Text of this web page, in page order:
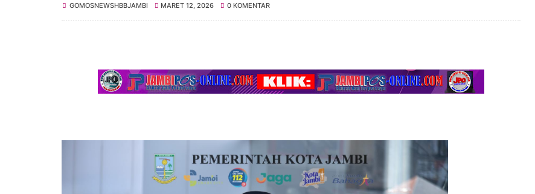
GOMOSNEWSHBBJAMBI MARET 12, 2026 0 KOMENTAR